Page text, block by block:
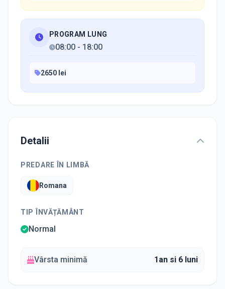
PROGRAM LUNG
08:00 - 18:00
2650 lei
Detalii
PREDARE ÎN LIMBĂ
Romana
TIP ÎNVĂȚĂMÂNT
Normal
Vârsta minimă 1an si 6 luni